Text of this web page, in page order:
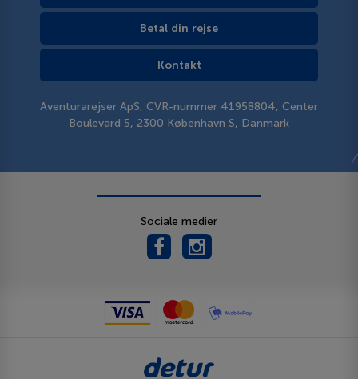
Betal din rejse
Kontakt
Aventurarejser ApS, CVR-nummer 41958804, Center
Boulevard 5, 2300 København S, Danmark
Sociale medier